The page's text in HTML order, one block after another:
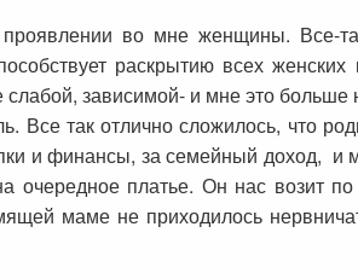
во мне женщины. Все-
раскрытию всех
зависимой- и мне это
Все так отлично сложилось, что
и финансы, за семейный доход, и
очередное платье. Он нас
маме не приходилось